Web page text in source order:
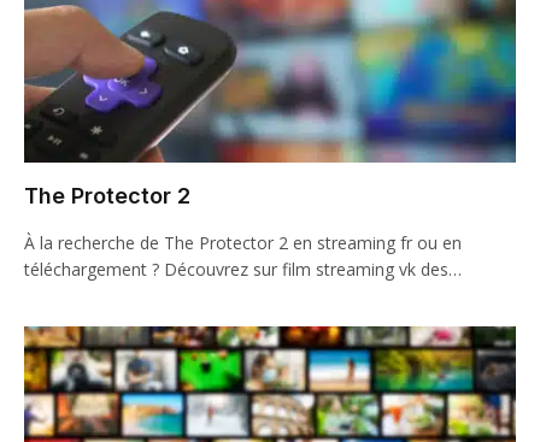
The Protector 2
À la recherche de The Protector 2 en streaming fr ou en
téléchargement ? Découvrez sur film streaming vk des…